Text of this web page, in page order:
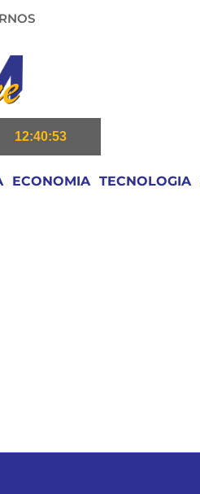
12:40:54
ECONOMIA TECNOLOGIA